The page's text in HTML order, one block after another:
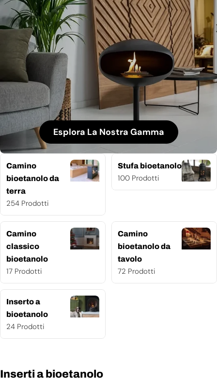
Esplora La Nostra Gamma
Camino
bioetanolo da
terra
254 Prodotti
Stufa bioetanolo
100 Prodotti
Camino
classico
bioetanolo
17 Prodotti
Camino
bioetanolo da
tavolo
72 Prodotti
Inserto a
bioetanolo
24 Prodotti
Inserti a bioetanolo